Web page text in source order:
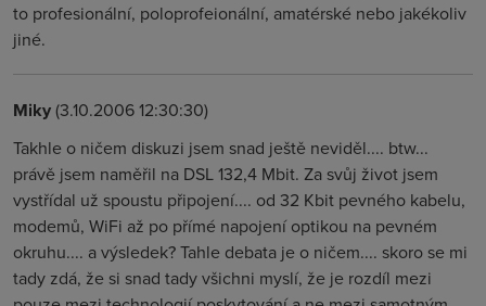
to profesionální, poloprofeionální, amatérské nebo jakékoliv
jiné.
Miky(3.10.2006 12:30:30)
Takhle o ničem diskuzi jsem snad ještě neviděl.... btw...
právě jsem naměřil na DSL 132,4 Mbit. Za svůj život jsem
vystřídal už spoustu připojení.... od 32 Kbit pevného kabelu,
modemů, WiFi až po přímé napojení optikou na pevném
okruhu.... a výsledek? Tahle debata je o ničem.... skoro se mi
tady zdá, že si snad tady všichni myslí, že je rozdíl mezi